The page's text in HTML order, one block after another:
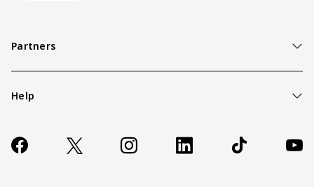
Partners
Help
Contact
FAQ
Socials
https://www.facebook.com/AZAlkmaar
X Instagram LinkedIn TikTok